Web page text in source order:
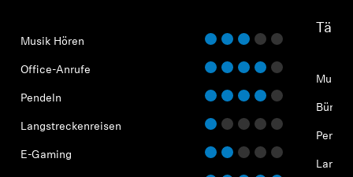
Musik Hören
Office-Anrufe
Pendeln
Langstreckenreisen
E-Gaming
Musik
Büro-